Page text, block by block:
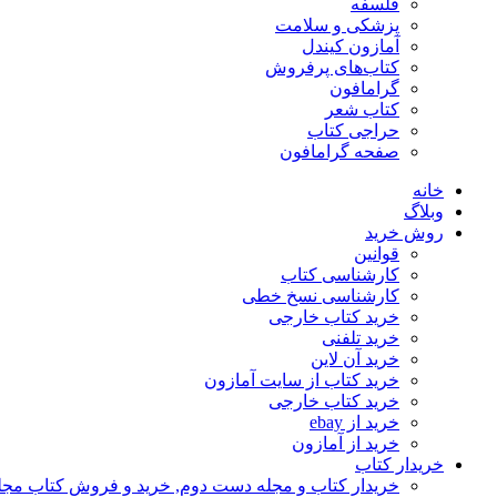
فلسفه
پزشکی و سلامت
آمازون کیندل
کتاب‌های پرفروش
گرامافون
کتاب شعر
حراجی کتاب
صفحه گرامافون
خانه
وبلاگ
روش خرید
قوانین
کارشناسی کتاب
کارشناسی نسخ خطی
خرید کتاب خارجی
خرید تلفنی
خرید آن لاین
خرید کتاب از سایت آمازون
خرید کتاب خارجی
خرید از ebay
خرید از آمازون
خریدار کتاب
خریدار کتاب و مجله دست دوم, خرید و فروش کتاب